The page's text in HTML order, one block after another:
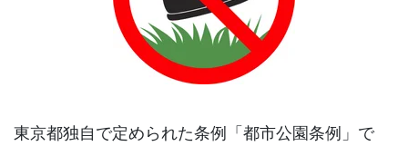
東京都独自で定められた条例「都市公園条例」で